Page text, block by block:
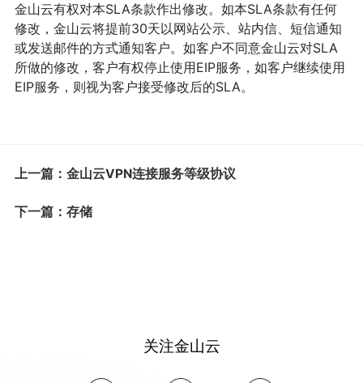
金山云有权对本SLA条款作出修改。如本SLA条款有任何
修改，金山云将提前30天以网站公示、站内信、短信通知
或发送邮件的方式通知客户。如客户不同意金山云对SLA
所做的修改，客户有权停止使用EIP服务，如客户继续使用
EIP服务，则视为客户接受修改后的SLA。
上一篇：金山云VPN连接服务等级协议
下一篇：存储
关注金山云